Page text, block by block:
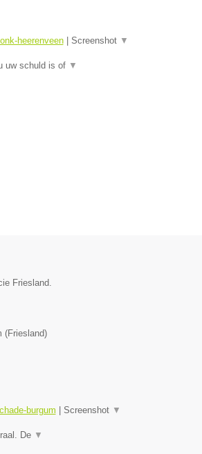
heerenveen| Screenshot ▼
uw schuld is of ▼
Friesland.
(Friesland)
burgum Screenshot ▼
De ▼